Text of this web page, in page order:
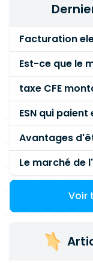
Facturation
taxe CFE
Avantages
Voir